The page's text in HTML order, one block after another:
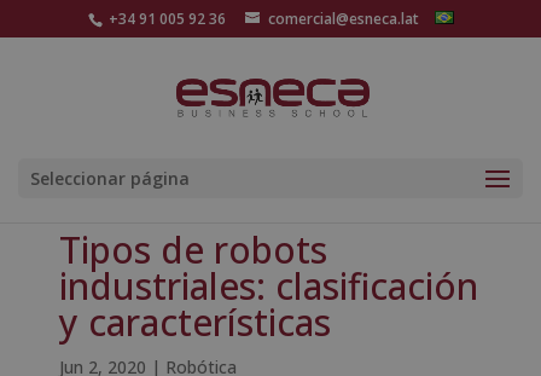
+34 91 005 92 36 comercial@esneca.lat
Seleccionar página
Tipos de robots
industriales: clasificación
y características
Jun 2, 2020 | Robótica